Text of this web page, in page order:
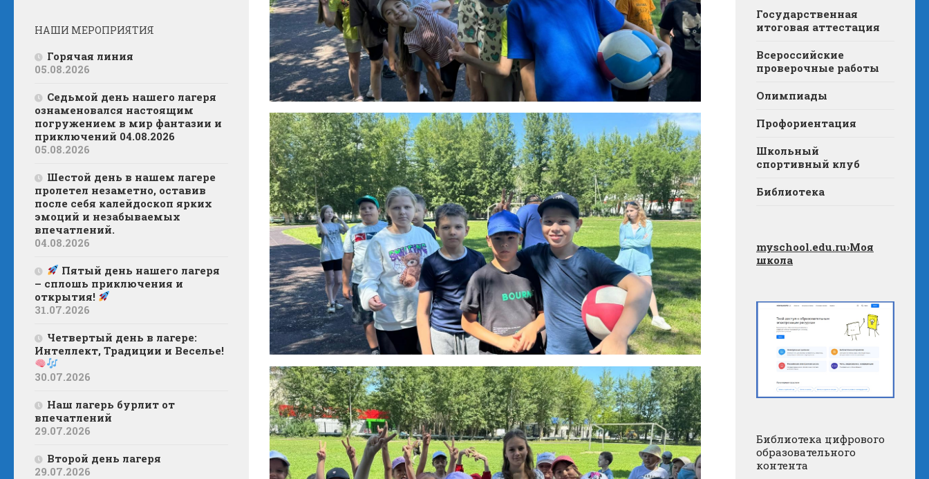
НАШИ МЕРОПРИЯТИЯ
Горячая линия
05.08.2026
Седьмой день нашего лагеря
ознаменовался настоящим
погружением в мир фантазии и
приключений 04.08.2026
05.08.2026
Шестой день в нашем лагере
пролетел незаметно, оставив
после себя калейдоскоп ярких
эмоций и незабываемых
впечатлений.
04.08.2026
Пятый день нашего лагеря
– сплошь приключения и
открытия!
31.07.2026
Четвертый день в лагере:
Интеллект, Традиции и Веселье!
30.07.2026
Наш лагерь бурлит от
впечатлений
29.07.2026
Второй день лагеря
29.07.2026
Государственная
итоговая аттестация
Всероссийские
проверочные работы
Олимпиады
Профориентация
Школьный
спортивный клуб
Библиотека
myschool.edu.ru›Моя
школа
Библиотека цифрового
образовательного
контента